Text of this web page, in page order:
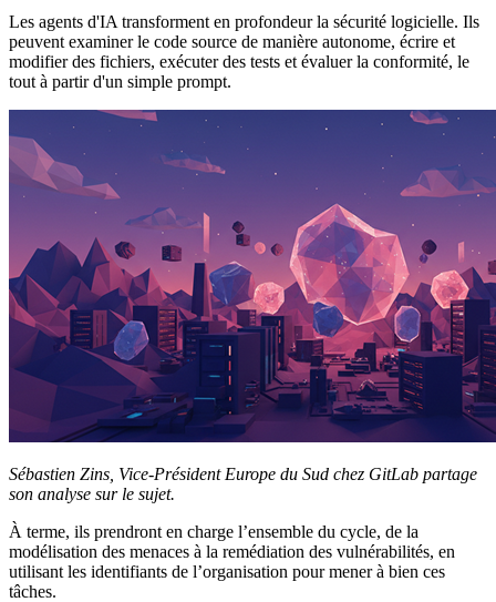
Email
Les agents d'IA transforment en profondeur la sécurité logicielle. Ils
peuvent examiner le code source de manière autonome, écrire et
modifier des fichiers, exécuter des tests et évaluer la conformité, le
tout à partir d'un simple prompt.
Sébastien Zins, Vice-Président Europe du Sud chez GitLab partage
son analyse sur le sujet.
À terme, ils prendront en charge l’ensemble du cycle, de la
modélisation des menaces à la remédiation des vulnérabilités, en
utilisant les identifiants de l’organisation pour mener à bien ces
tâches.